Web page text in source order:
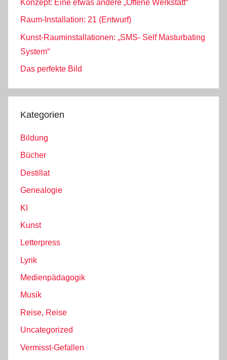
Konzept: Eine etwas andere „Offene Werkstatt“
Raum-Installation: 21 (Entwurf)
Kunst-Rauminstallationen: „SMS- Self Masturbating
System“
Das perfekte Bild
Kategorien
Bildung
Bücher
Destillat
Genealogie
KI
Kunst
Letterpress
Lyrik
Medienpädagogik
Musik
Reise, Reise
Uncategorized
Vermisst-Gefallen